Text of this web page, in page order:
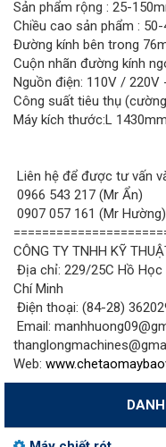
Sản phẩm rộng : 25-
Chiều cao sản phẩm :
Đường kính bên trong
Cuộn nhãn đường kính
Nguồn điện: 110V / 220V
Công suất tiêu thụ
Máy kích thước:L
Liên hệ để được tư vấn
0966 543 217 (Mr Ẩn)
0907 057 161 (Mr Hường)
CÔNG TY TNHH KỸ
Địa chỉ: 229/25C Hồ Học
Chí Minh
Điện thoại: (84-28)
Email:
Web: